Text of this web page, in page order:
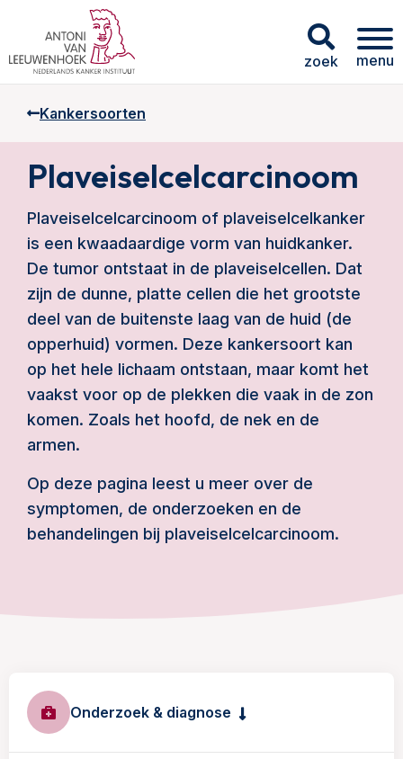
zoek menu
Kankersoorten
Plaveiselcelcarcinoom
Plaveiselcelcarcinoom of plaveiselcelkanker
is een kwaadaardige vorm van huidkanker.
De tumor ontstaat in de plaveiselcellen. Dat
zijn de dunne, platte cellen die het grootste
deel van de buitenste laag van de huid (de
opperhuid) vormen. Deze kankersoort kan
op het hele lichaam ontstaan, maar komt het
vaakst voor op de plekken die vaak in de zon
komen. Zoals het hoofd, de nek en de
armen.
Op deze pagina leest u meer over de
symptomen, de onderzoeken en de
behandelingen bij plaveiselcelcarcinoom.
Onderzoek & diagnose